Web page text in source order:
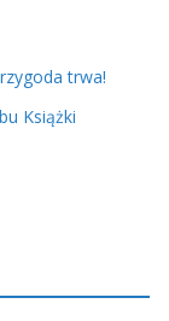
trwa!
Książki